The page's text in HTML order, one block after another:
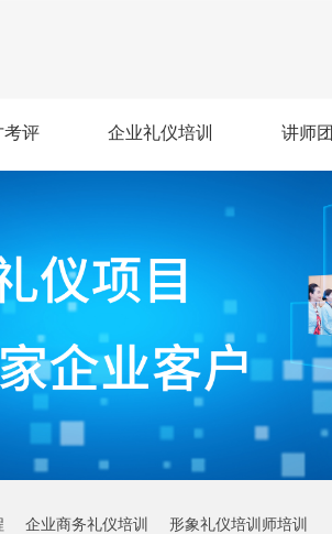
考评 企业礼仪培训 讲师团
企业商务礼仪培训 形象礼仪培训师培训